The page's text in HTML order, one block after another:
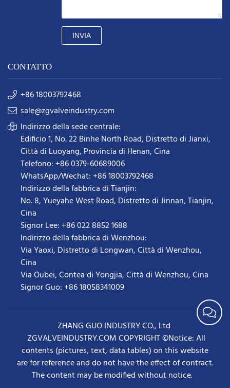
INVIA
CONTATTO
+86 18003792468
sale@zgvalveindustry.com
Indirizzo della sede centrale:
Edificio 1, No. 22 Binhe North Road, Distretto di Jianxi,
Città di Luoyang, Provincia di Henan, Cina
Telefono: +86 0379-60689006
WhatsApp/Wechat: +86 18003792468
Indirizzo della fabbrica di Tianjin:
No. 8, Yueyahe West Road, Distretto di Jinnan, Tianjin,
Cina
Signor Lee: +86 022 8852 1688
Indirizzo della fabbrica di Wenzhou:
Via Yaoxi, Distretto di Longwan, Città di Wenzhou,
Cina
Via Oubei, Contea di Yongjia, Città di Wenzhou, Cina
Signor Guo: +86 18058341009
ZHANG GUO INDUSTRY CO., Ltd
ZGVALVEINDUSTRY.COM COPYRIGHT ©Notice: All
contents (pictures, text, data tables) on this website
are for reference and do not have the effect of contract.
The content may be modified without notice.